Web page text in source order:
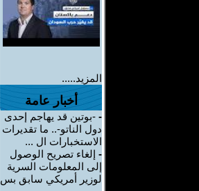
المزيد.....
أخبار عامة
- -بوتين قد يهاجم إحدى
دول الناتو-.. ما تقديرات
الاستخبارات ال ...
- إلغاء تصريح الوصول
إلى المعلومات السرية
لوزير أمريكي سابق بس